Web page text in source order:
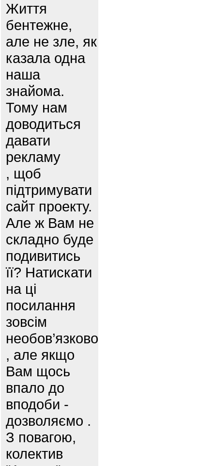
Життя
бентежне,
але не зле, як
казала одна
наша
знайома.
Тому нам
доводиться
давати
рекламу
, щоб
підтримувати
сайт проекту.
Але ж Вам не
складно буде
подивитись
її? Натискати
на ці
посилання
зовсім
необов’язково
, але якщо
Вам щось
впало до
вподоби -
дозволяємо .
З повагою,
колектив